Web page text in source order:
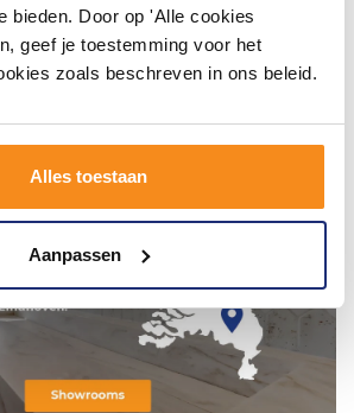
bieden. Door op 'Alle cookies
geef je toestemming voor het
zoals beschreven in ons beleid.
Alles toestaan
Aanpassen